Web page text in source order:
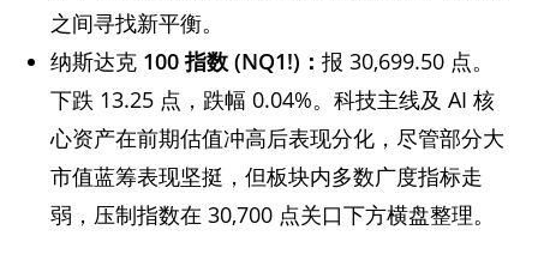
之间寻找新平衡。
纳斯达克 100 指数 (NQ1!)：报 30,699.50 点。
下跌 13.25 点，跌幅 0.04%。科技主线及 AI 核
心资产在前期估值冲高后表现分化，尽管部分大
市值蓝筹表现坚挺，但板块内多数广度指标走
弱，压制指数在 30,700 点关口下方横盘整理。